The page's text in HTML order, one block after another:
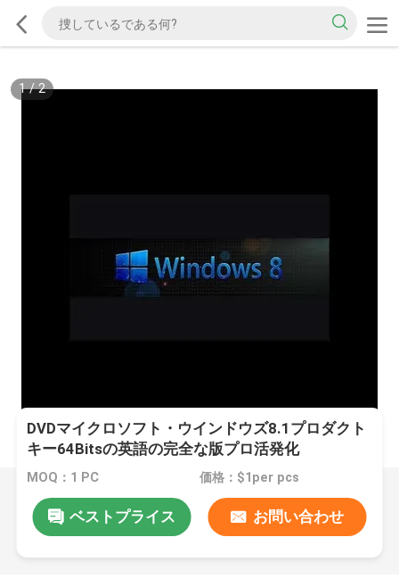
1/2
DVDマイクロソフト・ウインドウズ8.1プロダクト
キー64Bitsの英語の完全な版プロ活発化
MOQ：1 PC 価格：$1per pcs
ベストプライス お問い合わせ